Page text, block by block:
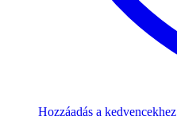
Hozzáadás a kedvencekhez